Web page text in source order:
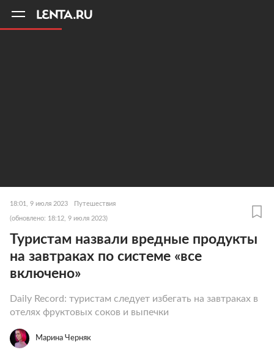
18:01, 9 июля 2023 Путешествия
(обновлено: 18:12, 9 июля 2023)
Туристам назвали вредные продукты
на завтраках по системе «все
включено»
Daily Record: туристам следует избегать на завтраках в
отелях фруктовых соков и выпечки
Марина Черняк